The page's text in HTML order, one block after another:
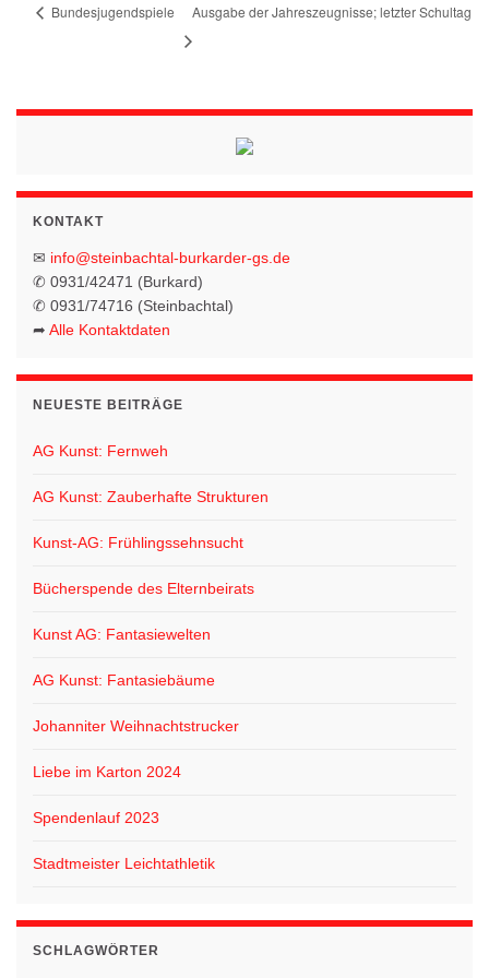
Bundesjugendspiele Ausgabe der Jahreszeugnisse; letzter Schultag
KONTAKT
✉ info@steinbachtal-burkarder-gs.de
✆ 0931/42471 (Burkard)
✆ 0931/74716 (Steinbachtal)
➦ Alle Kontaktdaten
NEUESTE BEITRÄGE
AG Kunst: Fernweh
AG Kunst: Zauberhafte Strukturen
Kunst-AG: Frühlingssehnsucht
Bücherspende des Elternbeirats
Kunst AG: Fantasiewelten
AG Kunst: Fantasiebäume
Johanniter Weihnachtstrucker
Liebe im Karton 2024
Spendenlauf 2023
Stadtmeister Leichtathletik
SCHLAGWÖRTER